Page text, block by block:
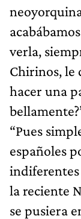
verla,
Chirinos, le
hacer una
“Pues
españoles
indiferentes
la reciente
se pusiera